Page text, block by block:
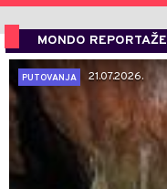
MONDO REPORTAŽE
PUTOVANJA
21.07.2026.